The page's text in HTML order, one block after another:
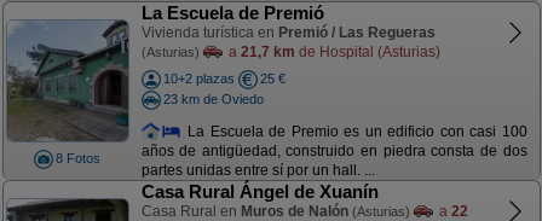
8 Fotos
La Escuela de Premió
Vivienda turística en Premió / Las Regueras
(Asturias) a 21,7 km de Hospital (Asturias)
10+2 plazas
25 €
23 km de Oviedo
La Escuela de Premio es un edificio con casi 100
años de antigüedad, construido en piedra consta de dos
partes unidas entre sí por un hall. ...
Casa Rural Ángel de Xuanín
Casa Rural en Muros de Nalón (Asturias) a 22